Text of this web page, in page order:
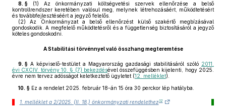
8. § (1) Az önkormányzati költségvetési szervek ellenőrzése a belső
kontrollrendszer keretében valósul meg, melynek létrehozásáért, működtetésért
és továbbfejlesztéséért a jegyző felelős.
(2) Az Önkormányzat a belső ellenőrzést külső szakértő megbízásával
gondoskodik. A megfelelő működtetésről és a függetlenség biztosításáról a jegyző
köteles gondoskodni.
A Stabilitási törvénnyel való összhang megteremtése
9. § A képviselő-testület a Magyarország gazdasági stabilitásáról szóló 2011.
évi CXCIV. törvény 10. § (7) bekezdésével összefüggésben kijelenti, hogy 2025.
évre nem tervez adósságot keletkeztető ügyletet (12. melléklet).
10. § Ez a rendelet 2025. február 18-án 15 óra 30 perckor lép hatályba.
1. melléklet a 2/2025. (II. 18.) önkormányzati rendelethez12